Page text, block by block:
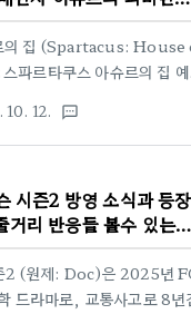
솥 같은 환경에서 자신의 성
게이 청소년의 경험을 깊이
보넷플릭스 Boosts 영어
(Boosts)장르: 코메디,전쟁&
월 9일원작: 그렉 코프 하이
경:199..
의 집 (Spartacus:
르타쿠스 아슈르의 집 예
스핀오프 미니시리즈로,
판타지 드라마입니다. 원
이트(Steven S.
요. 이 시리즈는 총 10부작으
정치와 검투사 세계를 배경
은 캐릭터 '아슈르(Ashur)'
if) 스토리를 다룹니다.
발표된 바에 따르면,
10. 12. textsms
시즌2 방영 소식과 등장
거리 반응들 볼수 있는
2 (원제: Doc)은 2025년
드라마로, 교통사고로 8년